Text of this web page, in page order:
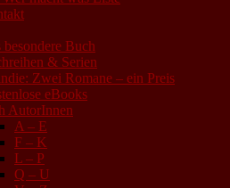
besondere Buch
& Serien
Zwei Romane – ein Preis
eBooks
AutorInnen
A – E
F – K
L – P
Q – U